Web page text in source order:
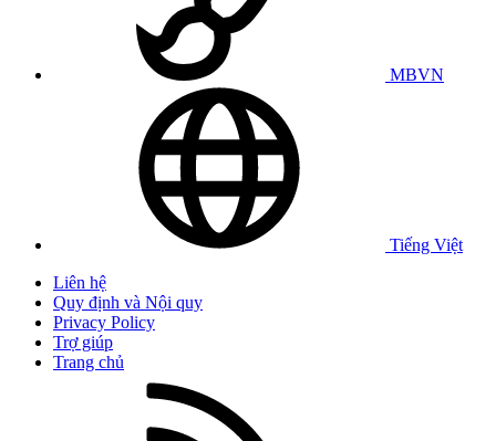
MBVN
Tiếng Việt
Liên hệ
Quy định và Nội quy
Privacy Policy
Trợ giúp
Trang chủ